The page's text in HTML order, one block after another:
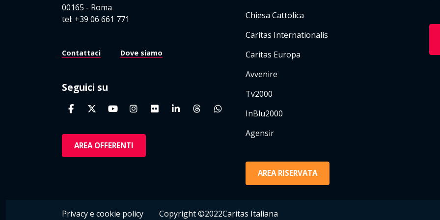
00165 - Roma
tel: +39 06 661 771
Contattaci Dove siamo
Seguici su
AREA OFFERENTI
Chiesa Cattolica
Caritas Internationalis
Caritas Europa
Avvenire
Tv2000
InBlu2000
Agensir
AREA RISERVATA
Privacy e cookie policy Copyright ©2022Caritas Italiana